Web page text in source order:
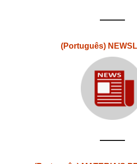
(Português)